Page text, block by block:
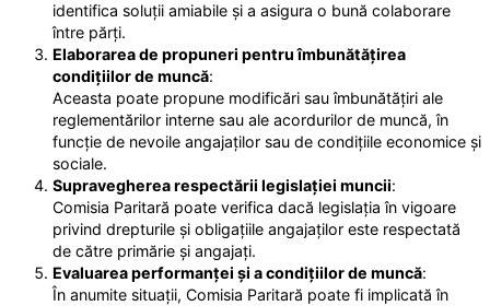
identifica soluții amiabile și a asigura o bună colaborare
între părți.
Elaborarea de propuneri pentru îmbunătățirea
condițiilor de muncă:
Aceasta poate propune modificări sau îmbunătățiri ale
reglementărilor interne sau ale acordurilor de muncă, în
funcție de nevoile angajaților sau de condițiile economice și
sociale.
Supravegherea respectării legislației muncii:
Comisia Paritară poate verifica dacă legislația în vigoare
privind drepturile și obligațiile angajaților este respectată
de către primărie și angajați.
Evaluarea performanței și a condițiilor de muncă:
În anumite situații, Comisia Paritară poate fi implicată în